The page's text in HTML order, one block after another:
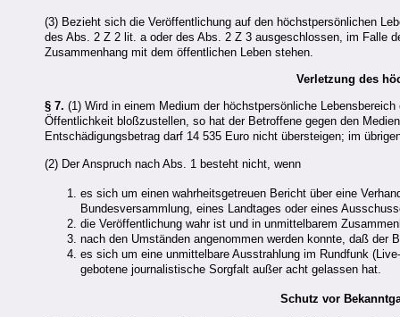
(3) Bezieht sich die Veröffentlichung auf den höchstpersönlichen
des Abs. 2 Z 2 lit. a oder des Abs. 2 Z 3 ausgeschlossen, im Falle
Zusammenhang mit dem öffentlichen Leben stehen.
Verletzung des
§ 7. (1) Wird in einem Medium der höchstpersönliche
Öffentlichkeit bloßzustellen, so hat der Betroffene gegen den
Entschädigungsbetrag darf 14 535 Euro nicht übersteigen; im
(2) Der Anspruch nach Abs. 1 besteht nicht, wenn
es sich um einen wahrheitsgetreuen Bericht über eine
Bundesversammlung, eines Landtages oder eines
die Veröffentlichung wahr ist und in unmittelbarem
nach den Umständen angenommen werden konnte, daß der
es sich um eine unmittelbare Ausstrahlung im Rundfunk
gebotene journalistische Sorgfalt außer acht gelassen hat.
Schutz vor